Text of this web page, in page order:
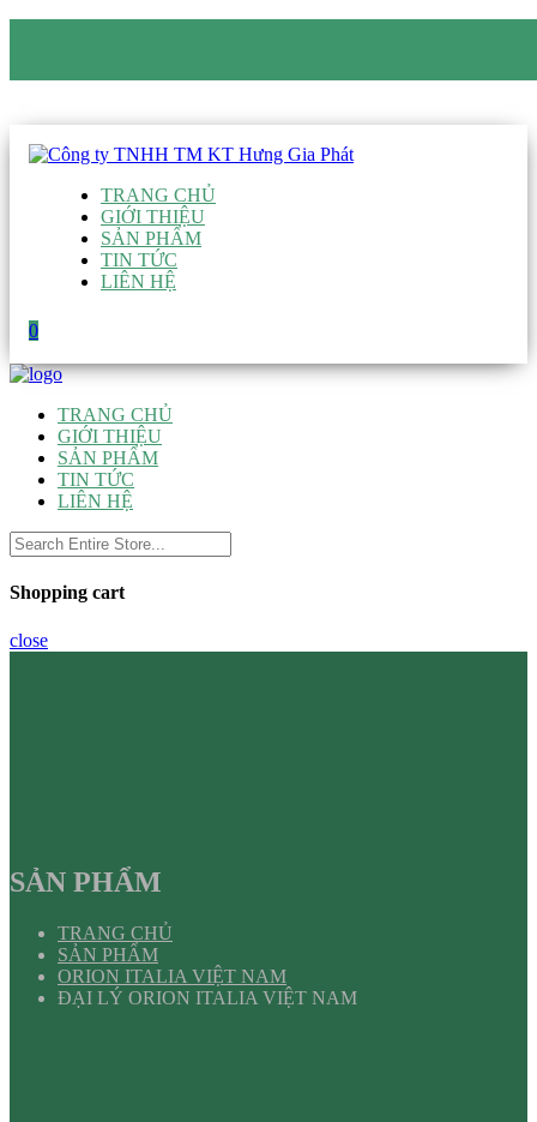
TRANG CHỦ
GIỚI THIỆU
SẢN PHẨM
TIN TỨC
LIÊN HỆ
0
TRANG CHỦ
GIỚI THIỆU
SẢN PHẨM
TIN TỨC
LIÊN HỆ
Shopping cart
close
SẢN PHẨM
TRANG CHỦ
SẢN PHẨM
ORION ITALIA VIỆT NAM
ĐẠI LÝ ORION ITALIA VIỆT NAM